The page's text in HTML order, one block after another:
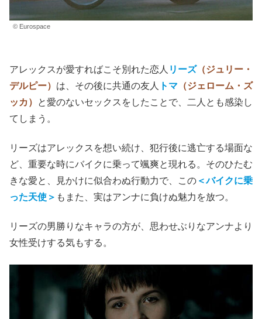
© Eurospace
アレックスが愛すればこそ別れた恋人 リーズ（ジュリー・
デルピー） は、その後に共通の友人 トマ （ジェローム・ズ
ッカ）
と愛のないセックスをしたことで、二人とも感染し
てしまう。
リーズはアレックスを想い続け、犯行後に逃亡する場面な
ど、重要な時にバイクに乗って颯爽と現れる。そのひたむ
きな愛と、見かけに似合わぬ行動力で、この ＜バイクに乗
った天使＞ もまた、実はアンナに負けぬ魅力を放つ。
リーズの男勝りなキャラの方が、思わせぶりなアンナより
女性受けする気もする。